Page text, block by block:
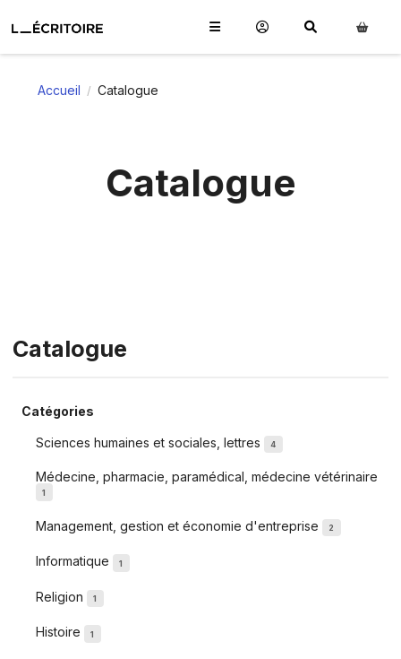
Accueil / Catalogue
Catalogue
Catalogue
Catégories
Sciences humaines et sociales, lettres 4
Médecine, pharmacie, paramédical, médecine vétérinaire
1
Management, gestion et économie d'entreprise 2
Informatique 1
Religion 1
Histoire 1